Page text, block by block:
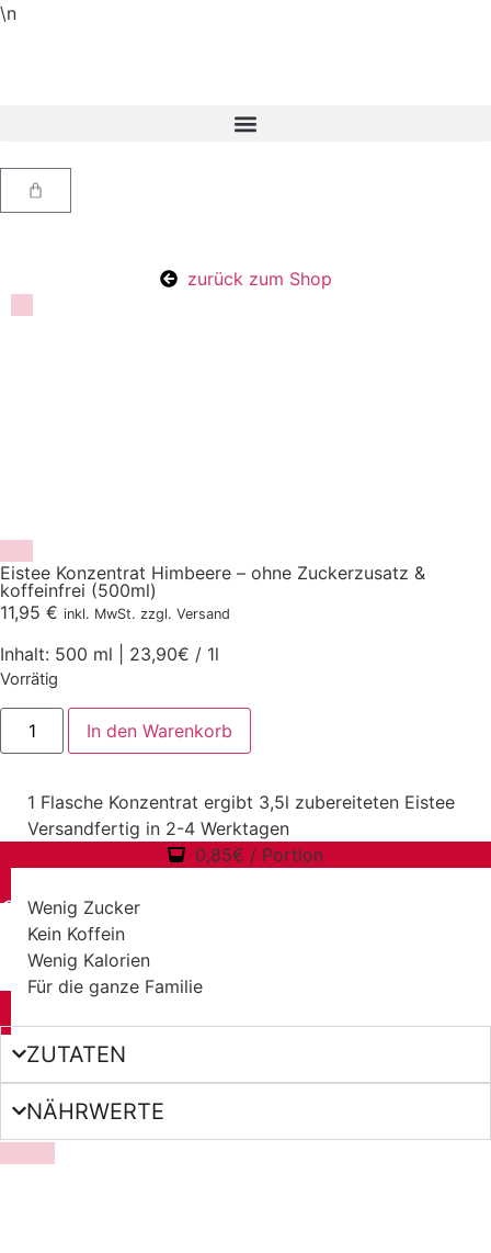
\n
zurück zum Shop
Eistee Konzentrat Himbeere – ohne Zuckerzusatz &
koffeinfrei (500ml)
11,95 € inkl. MwSt. zzgl. Versand
Inhalt: 500 ml | 23,90€ / 1l
Vorrätig
In den Warenkorb
1 Flasche Konzentrat ergibt 3,5l zubereiteten Eistee
Versandfertig in 2-4 Werktagen
0,85€ / Portion
Wenig Zucker
Kein Koffein
Wenig Kalorien
Für die ganze Familie
ZUTATEN
NÄHRWERTE